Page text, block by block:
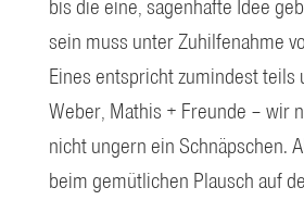
bis die eine, sagenhafte Idee
sein muss unter Zuhilfenahme
Eines entspricht zumindest teils
Weber, Mathis + Freunde – wir
nicht ungern ein Schnäpschen.
beim gemütlichen Plausch auf